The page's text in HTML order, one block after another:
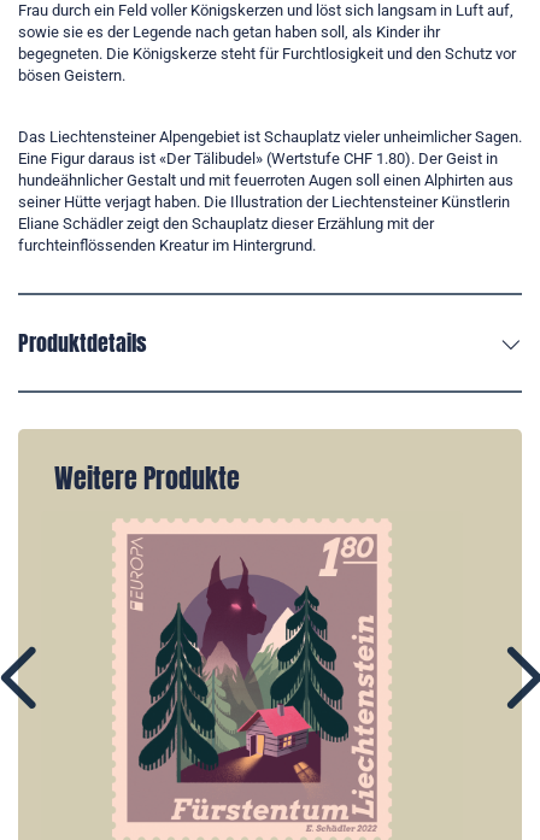
Frau durch ein Feld voller Königskerzen und löst sich langsam in Luft auf,
sowie sie es der Legende nach getan haben soll, als Kinder ihr
begegneten. Die Königskerze steht für Furchtlosigkeit und den Schutz vor
bösen Geistern.
Das Liechtensteiner Alpengebiet ist Schauplatz vieler unheimlicher Sagen.
Eine Figur daraus ist «Der Tälibudel» (Wertstufe CHF 1.80). Der Geist in
hundeähnlicher Gestalt und mit feuerroten Augen soll einen Alphirten aus
seiner Hütte verjagt haben. Die Illustration der Liechtensteiner Künstlerin
Eliane Schädler zeigt den Schauplatz dieser Erzählung mit der
furchteinflössenden Kreatur im Hintergrund.
Produktdetails
Weitere Produkte